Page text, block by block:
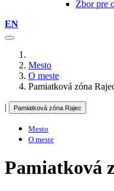
Zbor pre
EN
Mesto
O meste
Pamiatková zóna
| Pamiatková zóna Rajec
Mesto
O meste
Pamiatková